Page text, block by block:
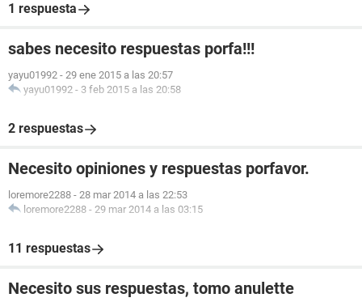
1 respuesta
sabes necesito respuestas porfa!!!
yayu01992 - 29 ene 2015 a las 20:57
yayu01992 - 3 feb 2015 a las 20:58
2 respuestas
Necesito opiniones y respuestas porfavor.
loremore2288 - 28 mar 2014 a las 22:53
loremore2288 - 29 mar 2014 a las 03:15
11 respuestas
Necesito sus respuestas, tomo anulette